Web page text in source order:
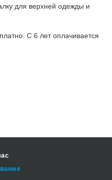
для верхней одежды и
С 6 лет оплачивается